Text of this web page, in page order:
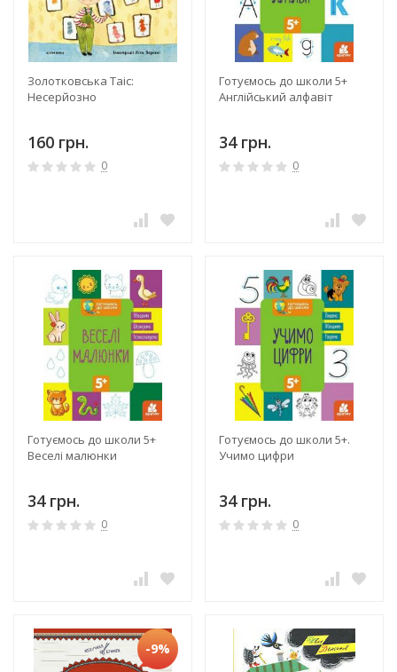
Золотковська Таіс:
Несерйозно
160 грн.
0
Готуємось до школи 5+
Англійський алфавіт
34 грн.
0
Готуємось до школи 5+
Веселі малюнки
34 грн.
0
Готуємось до школи 5+.
Учимо цифри
34 грн.
0
-9%